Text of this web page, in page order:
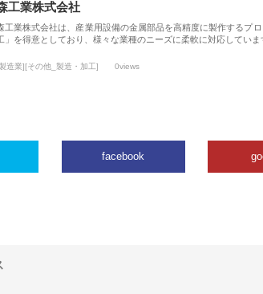
工業株式会社
工業株式会社は、産業用設備の金属部品を高精度に製作するプ
」を得意としており、様々な業種のニーズに柔軟に対応してい
造業][その他_製造・加工] 0views
facebook